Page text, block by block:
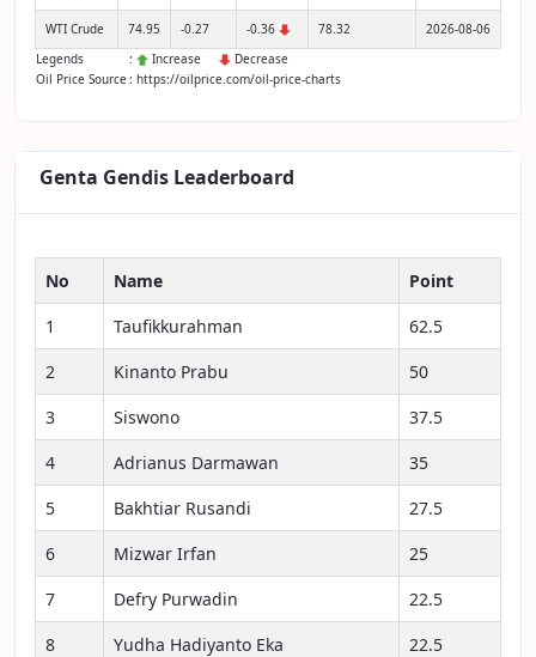
WTI Crude 74.95 -0.27 -0.36 78.32
2026-08-06
Legends
: Increase
Decrease
Oil Price Source : https://oilprice.com/oil-price-charts
Genta Gendis Leaderboard
No Name
Point
1
Taufikkurahman
62.5
2
Kinanto Prabu
50
3
Siswono
37.5
4
Adrianus Darmawan
35
5
Bakhtiar Rusandi
27.5
6
Mizwar Irfan
25
7
Defry Purwadin
22.5
8
Yudha Hadiyanto Eka
22.5